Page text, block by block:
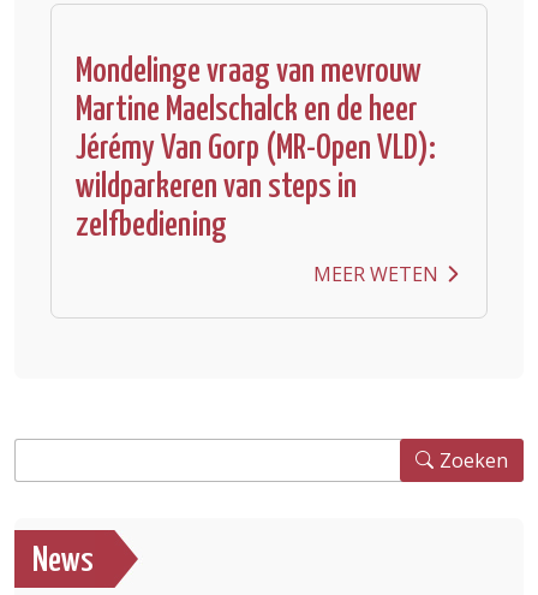
Mondelinge vraag van mevrouw
Martine Maelschalck en de heer
Jérémy Van Gorp (MR-Open VLD):
wildparkeren van steps in
zelfbediening
MEER WETEN
Zoeken
News